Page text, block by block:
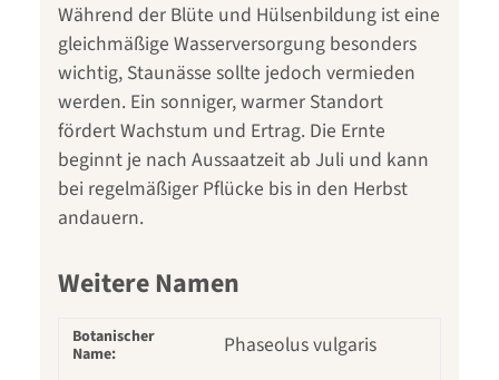
Während der Blüte und Hülsenbildung ist eine
gleichmäßige Wasserversorgung besonders
wichtig, Staunässe sollte jedoch vermieden
werden. Ein sonniger, warmer Standort
fördert Wachstum und Ertrag. Die Ernte
beginnt je nach Aussaatzeit ab Juli und kann
bei regelmäßiger Pflücke bis in den Herbst
andauern.
Weitere Namen
Botanischer
Name:
Phaseolus vulgaris